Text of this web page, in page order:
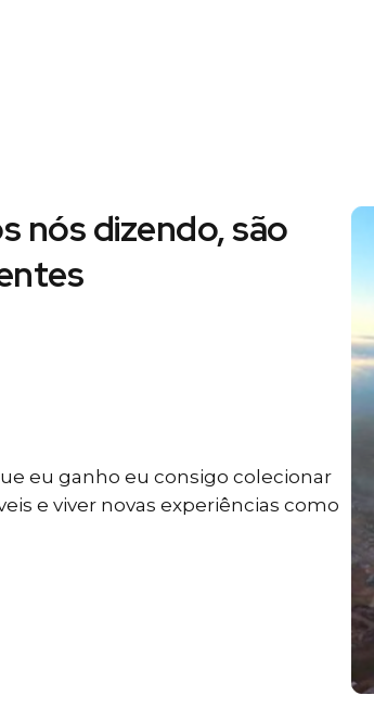
nós dizendo, são
eu ganho eu consigo colecionar
e viver novas experiências como